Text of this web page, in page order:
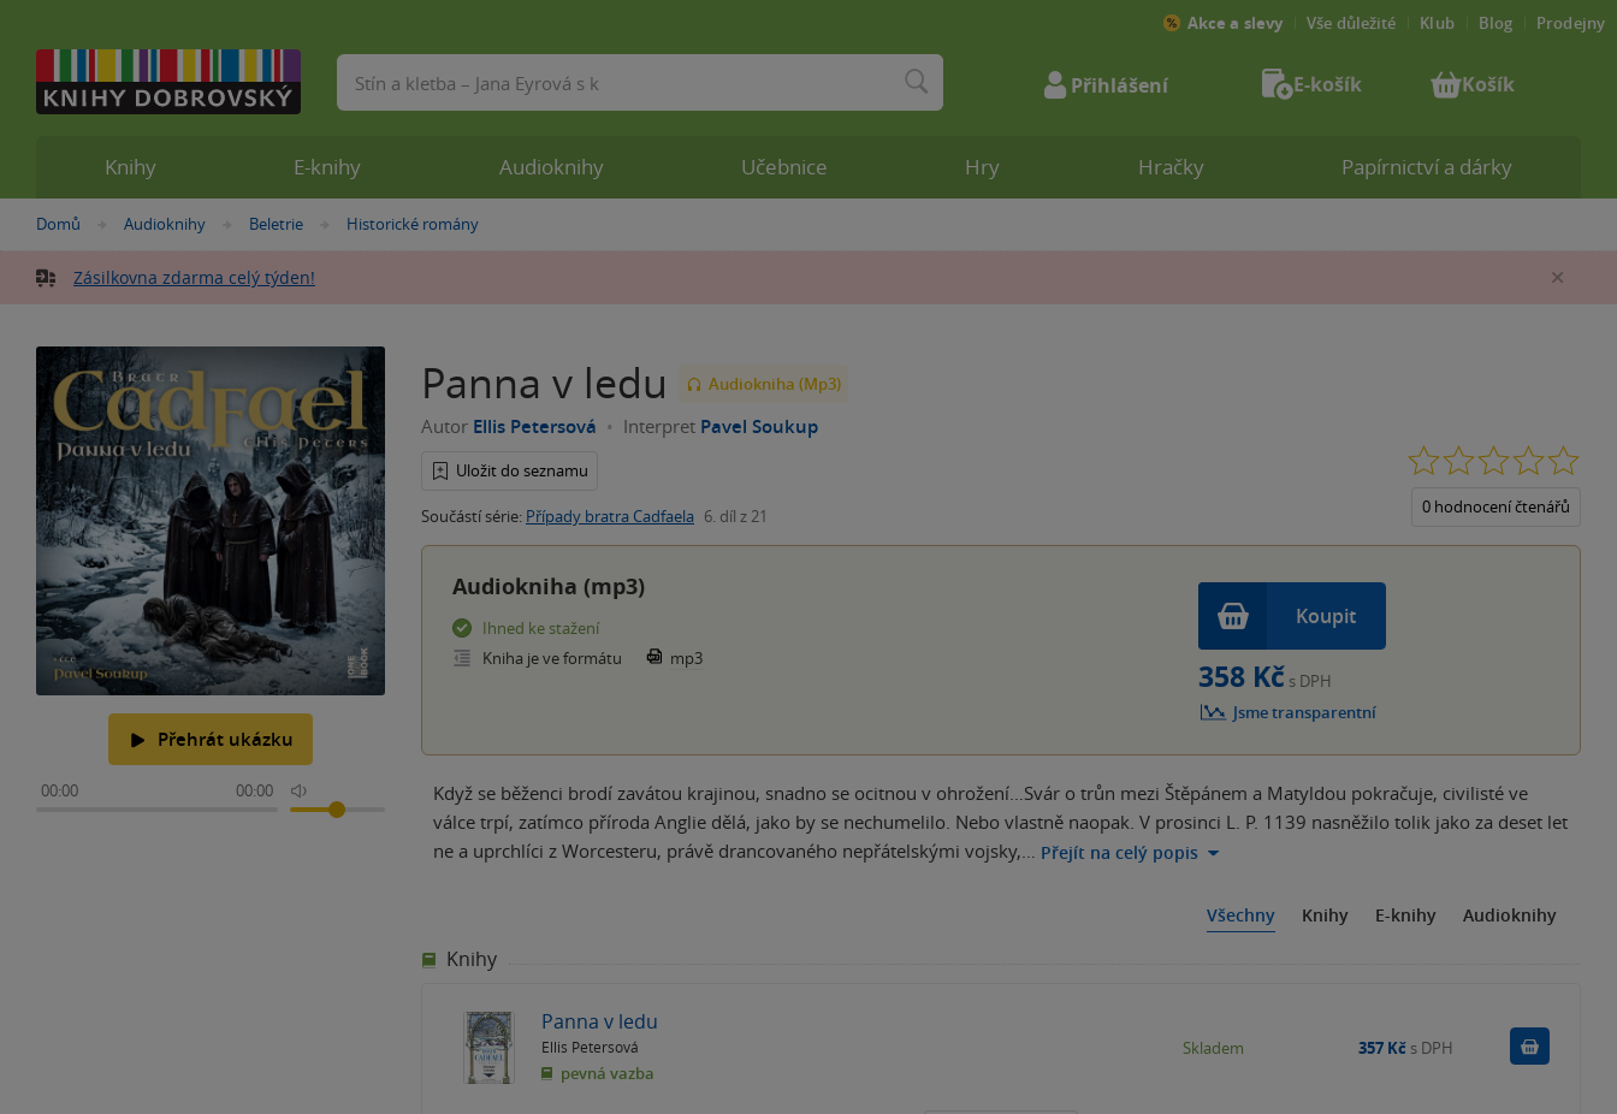
Nacházíte
zde:
Domů »Audioknihy »
Beletrie »Historické romány
Zásilkovna zdarma celý týden!
Přehrát ukázku
00:00 00:00
Panna v ledu Audiokniha (Mp3)
Autor Ellis Petersová Interpret Pavel Soukup
Uložit do seznamu
Součástí série: Případy bratra Cadfaela 6. díl z 21 0 hodnocení čtenářů
Audiokniha (mp3)
Ihned ke stažení
Kniha je ve formátu
mp3
Koupit
358 Kč s DPH
Jsme transparentní
Když se běženci brodí zavátou krajinou, snadno se ocitnou v ohrožení…Svár o trůn mezi Štěpánem a Matyldou pokračuje, civilisté ve
válce trpí, zatímco příroda Anglie dělá, jako by se nechumelilo. Nebo vlastně naopak. V prosinci L. P. 1139 nasněžilo tolik jako za deset let
ne a uprchlíci z Worcesteru, právě drancovaného nepřátelskými vojsky,… Přejít na celý popis
Všechny Knihy E-knihy Audioknihy
Knihy
Panna v ledu
Ellis Petersová
pevná vazba
Skladem 357 Kč s DPH
Knihy E-knihy Audioknihy Učebnice Hry Hračky Papírnictví a dárky
Akce a slevy Vše důležité Klub Blog Prodejny
Vyhledávání Přihlášení E-košík Košík